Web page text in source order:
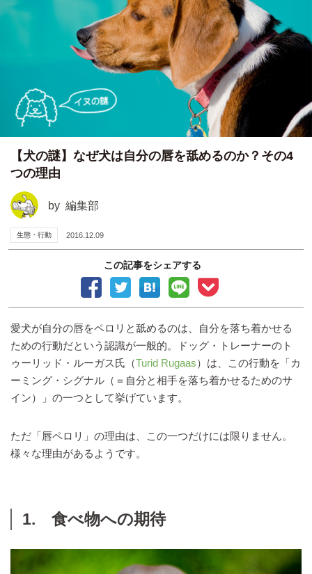
【犬の謎】なぜ犬は自分の唇を舐めるのか？その4
つの理由
by 編集部
生態・行動 2016.12.09
この記事をシェアする
愛犬が自分の唇をペロリと舐めるのは、自分を落ち着かせる
ための行動だという認識が一般的。ドッグ・トレーナーのト
ゥーリッド・ルーガス氏（Turid Rugaas）は、この行動を「カ
ーミング・シグナル（＝自分と相手を落ち着かせるためのサ
イン）」の一つとして挙げています。
ただ「唇ペロリ」の理由は、この一つだけには限りません。
様々な理由があるようです。
1. 食べ物への期待